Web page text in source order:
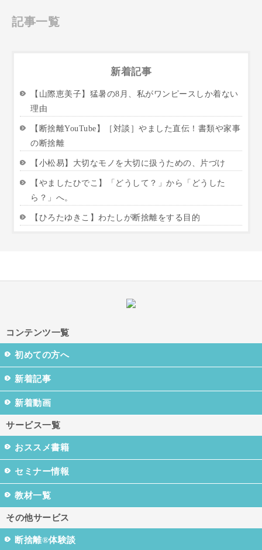
記事一覧
新着記事
【山際恵美子】猛暑の8月、私がワンピースしか着ない
理由
【断捨離YouTube】［対談］やました直伝！書類や家事
の断捨離
【小松易】大切なモノを大切に扱うための、片づけ
【やましたひでこ】「どうして？」から「どうした
ら？」へ。
【ひろたゆきこ】わたしが断捨離をする目的
コンテンツ一覧
初めての方へ
新着記事
新着動画
サービス一覧
おススメ書籍
セミナー情報
教材一覧
その他サービス
断捨離®体験談